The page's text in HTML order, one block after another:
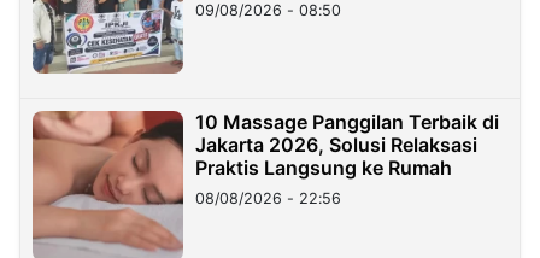
09/08/2026 - 08:50
10 Massage Panggilan Terbaik di
Jakarta 2026, Solusi Relaksasi
Praktis Langsung ke Rumah
08/08/2026 - 22:56